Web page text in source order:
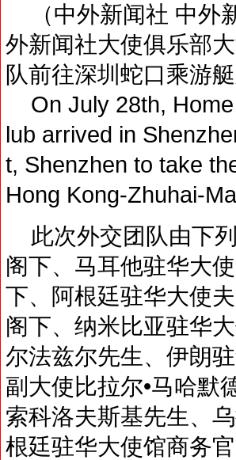
（中外新闻社 中外
外新闻社大使俱乐部
队前往深圳蛇口乘游
On July 28th, Home
lub arrived in
t, Shenzhen to take
Hong Kong-Zhuhai-
此次外交团队由下
阁下、马耳他驻华大
下、阿根廷驻华大使
阁下、纳米比亚驻华
尔法兹尔先生、伊朗
副大使比拉尔•马哈默
索科洛夫斯基先生、
根廷驻华大使馆商务